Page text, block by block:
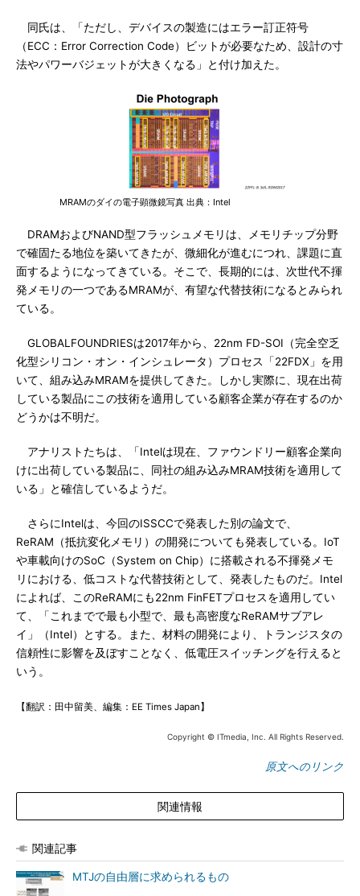
同氏は、「ただし、デバイスの製造にはエラー訂正符号
（ECC：Error Correction Code）ビットが必要なため、設計の寸
法やパワーバジェットが大きくなる」と付け加えた。
MRAMのダイの電子顕微鏡写真 出典：Intel
DRAMおよびNAND型フラッシュメモリは、メモリチップ分野
で確固たる地位を築いてきたが、微細化が進むにつれ、課題に直
面するようになってきている。そこで、長期的には、次世代不揮
発メモリの一つであるMRAMが、有望な代替技術になるとみられ
ている。
GLOBALFOUNDRIESは2017年から、22nm FD-SOI（完全空乏
化型シリコン・オン・インシュレータ）プロセス「22FDX」を用
いて、組み込みMRAMを提供してきた。しかし実際に、現在出荷
している製品にこの技術を適用している顧客企業が存在するのか
どうかは不明だ。
アナリストたちは、「Intelは現在、ファウンドリー顧客企業向
けに出荷している製品に、同社の組み込みMRAM技術を適用して
いる」と確信しているようだ。
さらにIntelは、今回のISSCCで発表した別の論文で、
ReRAM（抵抗変化メモリ）の開発についても発表している。IoT
や車載向けのSoC（System on Chip）に搭載される不揮発メモ
リにおける、低コストな代替技術として、発表したものだ。Intel
によれば、このReRAMにも22nm FinFETプロセスを適用してい
て、「これまでで最も小型で、最も高密度なReRAMサブアレ
イ」（Intel）とする。また、材料の開発により、トランジスタの
信頼性に影響を及ぼすことなく、低電圧スイッチングを行えると
いう。
【翻訳：田中留美、編集：EE Times Japan】
Copyright © ITmedia, Inc. All Rights Reserved.
原文へのリンク
関連情報
関連記事
MTJの自由層に求められるもの